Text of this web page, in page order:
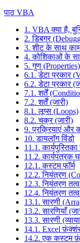
पाठ VBA
1. VBA क्या है,
2. डिबगर
3. शीट के साथ
4. कोशिकाओं के
5. गुण (Properties)
6.1. डेटा प्रकार
6.2. डेटा प्रकार
7.1. शर्तें
7.2. शर्तें (जारी)
8.1. लूप्स (Loops)
8.2. चक्र (जारी)
9. प्रक्रियाएं और
10. डायलॉग विंडो
11.1. कार्यपुस्तिका
11.2. कार्यपत्रक
12.1. कस्टम फॉर्म
12.2. नियंत्रण
12.3. नियंत्रण तत्व
12.4. नियंत्रण तत्व
13.1. सारणी
13.2. सारणियाँ
13.3. सारणी
14.1. Excel
14.2. एक कस्टम